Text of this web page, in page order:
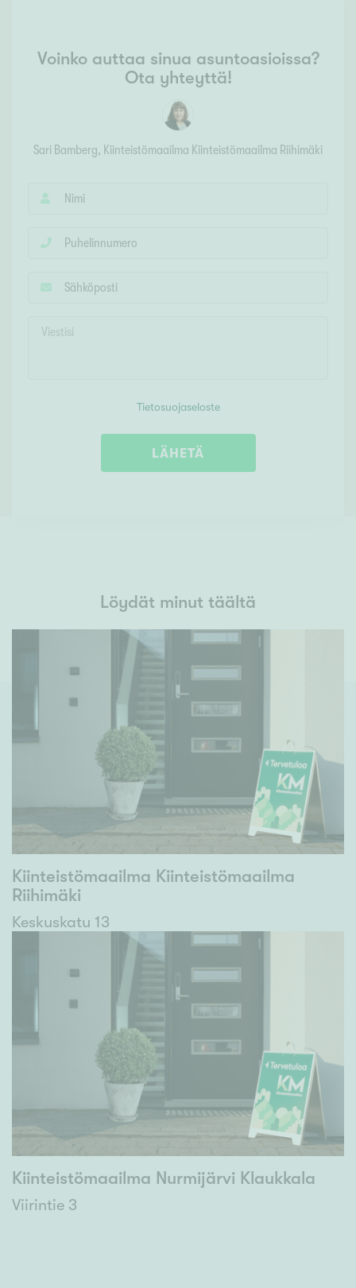
Voinko auttaa sinua asuntoasioissa?
Ota yhteyttä!
Sari Bamberg, Kiinteistömaailma Kiinteistömaailma Riihimäki
Tietosuojaseloste
LÄHETÄ
Löydät minut täältä
Kiinteistömaailma Kiinteistömaailma
Riihimäki
Keskuskatu 13
Kiinteistömaailma Nurmijärvi Klaukkala
Viirintie 3